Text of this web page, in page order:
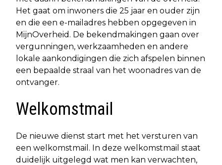
Het gaat om inwoners die 25 jaar en ouder zijn
en die een e-mailadres hebben opgegeven in
MijnOverheid. De bekendmakingen gaan over
vergunningen, werkzaamheden en andere
lokale aankondigingen die zich afspelen binnen
een bepaalde straal van het woonadres van de
ontvanger.
Welkomstmail
De nieuwe dienst start met het versturen van
een welkomstmail. In deze welkomstmail staat
duidelijk uitgelegd wat men kan verwachten,